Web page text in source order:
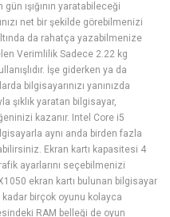
ışığının yaratabileceği
net bir şekilde görebilmenizi
da rahatça yazabilmenize
Verimlilik Sadece 2.22 kg
İşe giderken ya da
bilgisayarınızı yanınızda
şıklık yaratan bilgisayar,
kazanır. Intel Core i5
aynı anda birden fazla
Ekran kartı kapasitesi 4
ayarlarını seçebilmenizi
ekran kartı bulunan bilgisayar
kadar birçok oyunu kolayca
RAM belleği de oyun